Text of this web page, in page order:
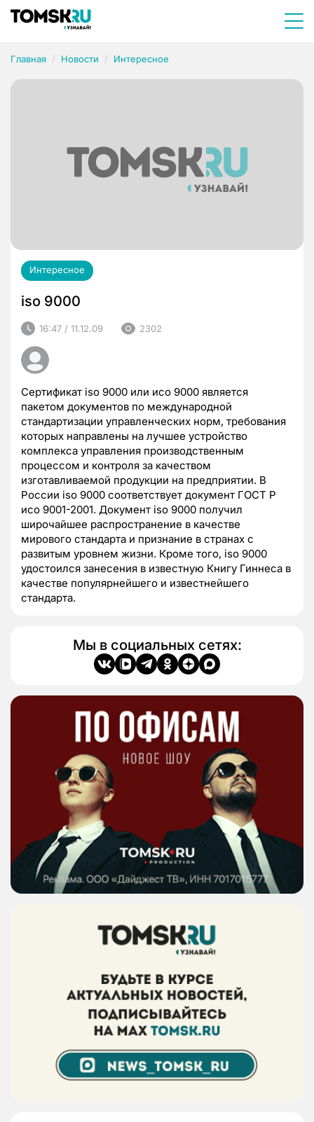
Главная Новости Интересное
Интересное
iso 9000
16:47 / 11.12.09 2302
Сертификат iso 9000 или исо 9000 является
пакетом документов по международной
стандартизации управленческих норм, требования
которых направлены на лучшее устройство
комплекса управления производственным
процессом и контроля за качеством
изготавливаемой продукции на предприятии. В
России iso 9000 соответствует документ ГОСТ Р
исо 9001-2001. Документ iso 9000 получил
широчайшее распространение в качестве
мирового стандарта и признание в странах с
развитым уровнем жизни. Кроме того, iso 9000
удостоился занесения в известную Книгу Гиннеса в
качестве популярнейшего и известнейшего
стандарта.
Мы в социальных сетях: